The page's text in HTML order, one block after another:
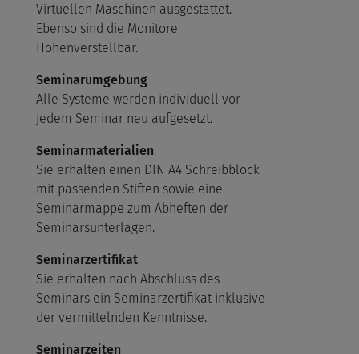
Virtuellen Maschinen ausgestattet.
Ebenso sind die Monitore
Höhenverstellbar.
Seminarumgebung
Alle Systeme werden individuell vor
jedem Seminar neu aufgesetzt.
Seminarmaterialien
Sie erhalten einen DIN A4 Schreibblock
mit passenden Stiften sowie eine
Seminarmappe zum Abheften der
Seminarsunterlagen.
Seminarzertifikat
Sie erhalten nach Abschluss des
Seminars ein Seminarzertifikat inklusive
der vermittelnden Kenntnisse.
Seminarzeiten